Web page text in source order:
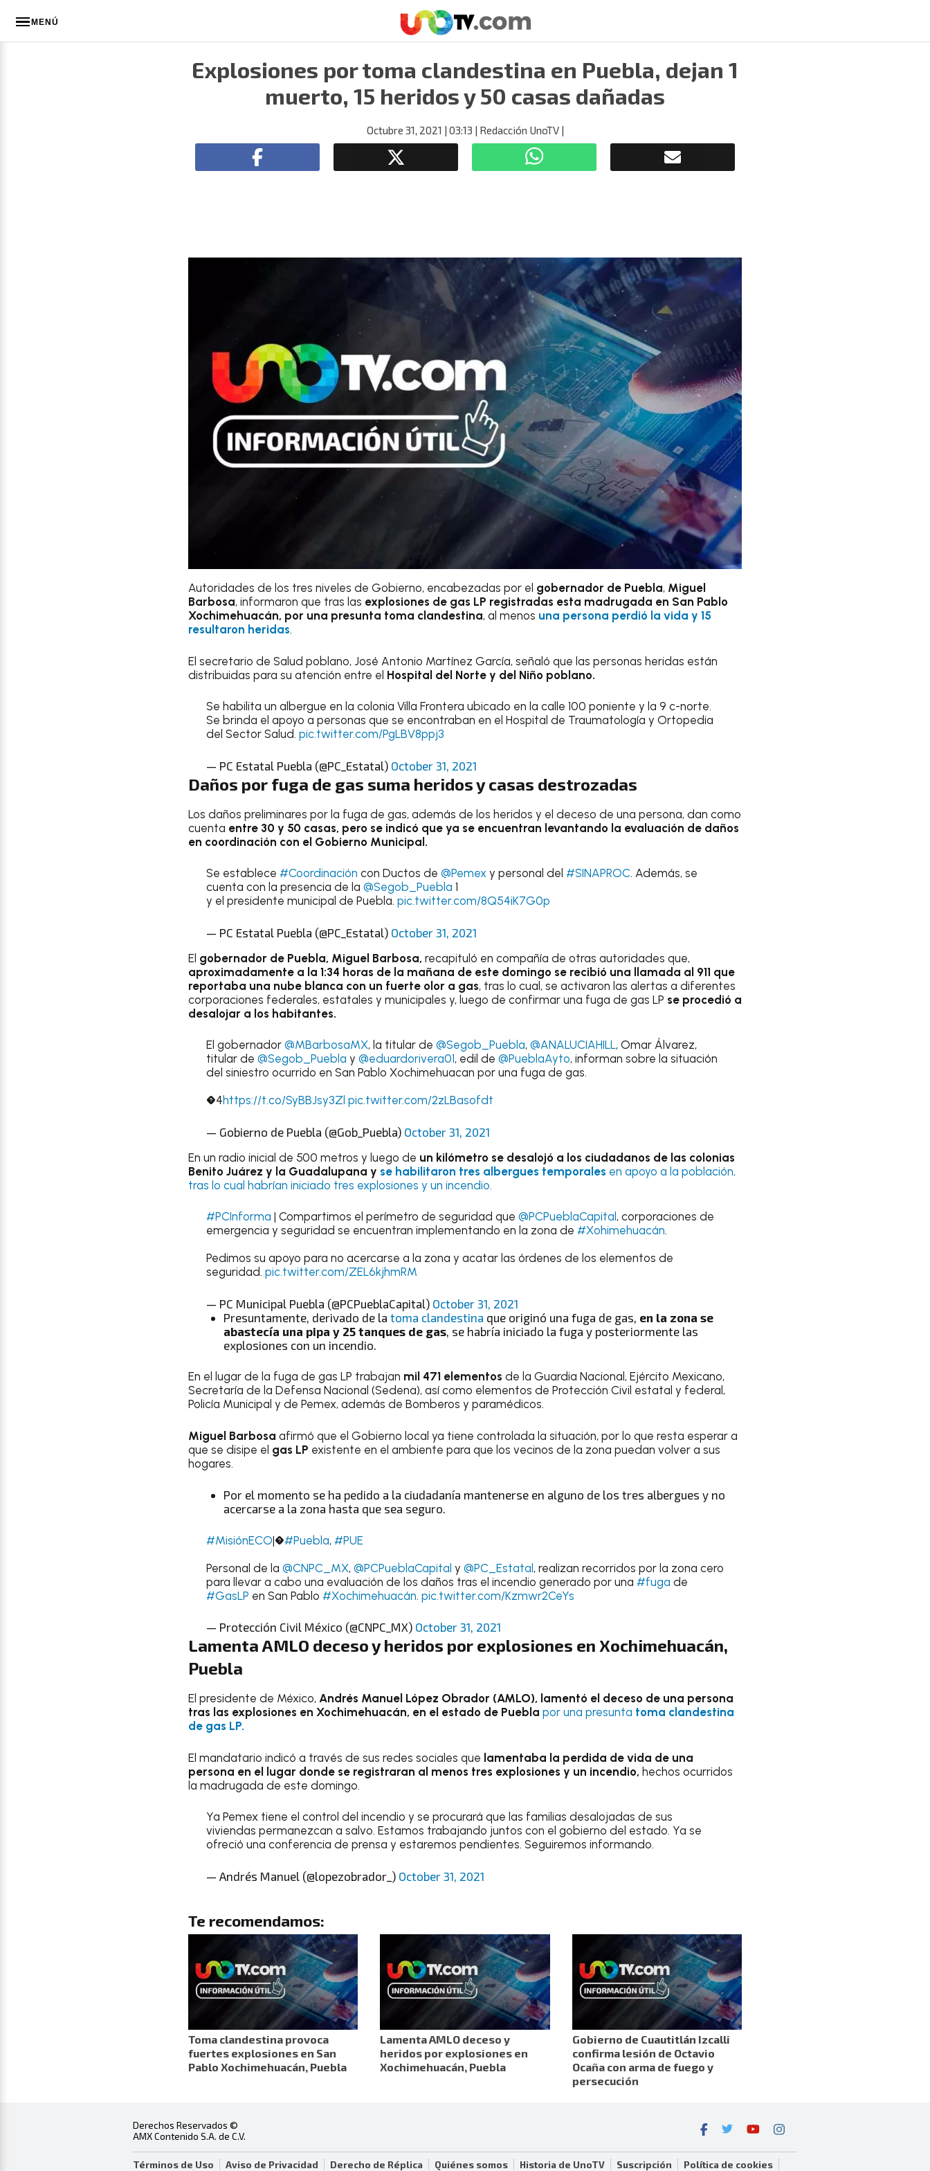
MENÚ
Explosiones por toma clandestina en Puebla, dejan 1
muerto, 15 heridos y 50 casas dañadas
Octubre 31, 2021 | 03:13 | Redacción UnoTV|
Autoridades de los tres niveles de Gobierno, encabezadas por el gobernador de Puebla, Miguel
Barbosa, informaron que tras las explosiones de gas LP registradas esta madrugada en San Pablo
Xochimehuacán, por una presunta toma clandestina, al menos una persona perdió la vida y 15
resultaron heridas.
El secretario de Salud poblano, José Antonio Martínez García, señaló que las personas heridas están
distribuidas para su atención entre el Hospital del Norte y del Niño poblano.
Se habilita un albergue en la colonia Villa Frontera ubicado en la calle 100 poniente y la 9 c-norte.
Se brinda el apoyo a personas que se encontraban en el Hospital de Traumatología y Ortopedia
del Sector Salud. pic.twitter.com/PgLBV8ppj3
— PC Estatal Puebla (@PC_Estatal) October 31, 2021
Daños por fuga de gas suma heridos y casas destrozadas
Los daños preliminares por la fuga de gas, además de los heridos y el deceso de una persona, dan como
cuenta entre 30 y 50 casas, pero se indicó que ya se encuentran levantando la evaluación de daños
en coordinación con el Gobierno Municipal.
Se establece #Coordinación con Ductos de @Pemexy personal del #SINAPROC. Además, se
cuenta con la presencia de la @Segob_Puebla 1
y el presidente municipal de Puebla. pic.twitter.com/8Q54iK7G0p
— PC Estatal Puebla (@PC_Estatal) October 31, 2021
El gobernador de Puebla, Miguel Barbosa, recapituló en compañía de otras autoridades que,
aproximadamente a la 1:34 horas de la mañana de este domingo se recibió una llamada al 911 que
reportaba una nube blanca con un fuerte olor a gas, tras lo cual, se activaron las alertas a diferentes
corporaciones federales, estatales y municipales y, luego de confirmar una fuga de gas LP se procedió a
desalojar a los habitantes.
El gobernador @MBarbosaMX, la titular de @Segob_Puebla, @ANALUCIAHILL, Omar Álvarez,
titular de @Segob_Puebla y @eduardorivera01, edil de @PueblaAyto, informan sobre la situación
del siniestro ocurrido en San Pablo Xochimehuacan por una fuga de gas.
�4https://t.co/SyBBJsy3Zl pic.twitter.com/2zLBasofdt
— Gobierno de Puebla (@Gob_Puebla) October 31, 2021
En un radio inicial de 500 metros y luego de un kilómetro se desalojó a los ciudadanos de las colonias
Benito Juárez y la Guadalupana y se habilitaron tres albergues temporales en apoyo a la población,
tras lo cual habrían iniciado tres explosiones y un incendio.
#PCInforma | Compartimos el perímetro de seguridad que @PCPueblaCapital , corporaciones de
emergencia y seguridad se encuentran implementando en la zona de #Xohimehuacán.
Pedimos su apoyo para no acercarse a la zona y acatar las órdenes de los elementos de
seguridad. pic.twitter.com/ZEL6kjhmRM
— PC Municipal Puebla (@PCPueblaCapital) October 31, 2021
Presuntamente, derivado de la toma clandestina que originó una fuga de gas, en la zona se
abastecía una pipa y 25 tanques de gas , se habría iniciado la fuga y posteriormente las
explosiones con un incendio.
En el lugar de la fuga de gas LP trabajan mil 471 elementos de la Guardia Nacional, Ejército Mexicano,
Secretaría de la Defensa Nacional (Sedena), así como elementos de Protección Civil estatal y federal,
Policía Municipal y de Pemex, además de Bomberos y paramédicos.
Miguel Barbosa afirmó que el Gobierno local ya tiene controlada la situación, por lo que resta esperar a
que se disipe el gas LP existente en el ambiente para que los vecinos de la zona puedan volver a sus
hogares.
Por el momento se ha pedido a la ciudadanía mantenerse en alguno de los tres albergues y no
acercarse a la zona hasta que sea seguro.
#MisiónECO|�#Puebla, #PUE
Personal de la @CNPC_MX, @PCPueblaCapital y @PC_Estatal, realizan recorridos por la zona cero
para llevar a cabo una evaluación de los daños tras el incendio generado por una #fuga de
#GasLP en San Pablo #Xochimehuacán. pic.twitter.com/Kzmwr2CeYs
— Protección Civil México (@CNPC_MX) October 31, 2021
Lamenta AMLO deceso y heridos por explosiones en Xochimehuacán,
Puebla
El presidente de México, Andrés Manuel López Obrador (AMLO), lamentó el deceso de una persona
tras las explosiones en Xochimehuacán, en el estado de Puebla por una presunta toma clandestina
de gas LP.
El mandatario indicó a través de sus redes sociales que lamentaba la perdida de vida de una
persona en el lugar donde se registraran al menos tres explosiones y un incendio, hechos ocurridos
la madrugada de este domingo.
Ya Pemex tiene el control del incendio y se procurará que las familias desalojadas de sus
viviendas permanezcan a salvo. Estamos trabajando juntos con el gobierno del estado. Ya se
ofreció una conferencia de prensa y estaremos pendientes. Seguiremos informando.
— Andrés Manuel (@lopezobrador_) October 31, 2021
Te recomendamos:
Toma clandestina provoca
fuertes explosiones en San
Pablo Xochimehuacán, Puebla
Lamenta AMLO deceso y
heridos por explosiones en
Xochimehuacán, Puebla
Gobierno de Cuautitlán Izcalli
confirma lesión de Octavio
Ocaña con arma de fuego y
persecución
Derechos Reservados ©
AMX Contenido S.A. de C.V.
Términos de Uso Aviso de Privacidad Derecho de Réplica Quiénes somos Historia de UnoTV Suscripción
Política de cookies